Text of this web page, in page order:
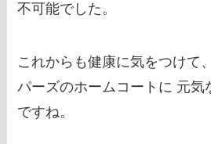
不可能でした。
これからも健康に気をつけて
パーズのホームコートに 元気
ですね。